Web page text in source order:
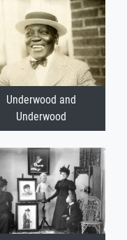
Underwood and
Underwood